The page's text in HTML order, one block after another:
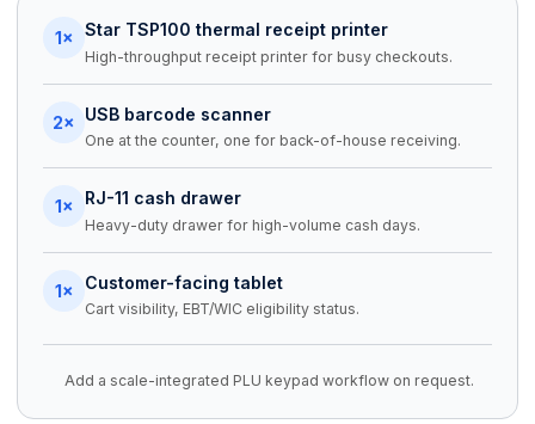
1× Star TSP100 thermal receipt printer
High-throughput receipt printer for busy checkouts.
2× USB barcode scanner
One at the counter, one for back-of-house receiving.
1× RJ-11 cash drawer
Heavy-duty drawer for high-volume cash days.
1× Customer-facing tablet
Cart visibility, EBT/WIC eligibility status.
Add a scale-integrated PLU keypad workflow on request.